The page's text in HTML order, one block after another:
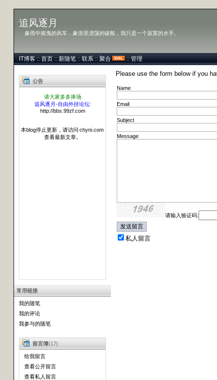
追风逐月
象雨中摇曳的风车，象浪里漂荡的破船，我只是一个寂寞的水手。
IT博客 :: 首页 :: 新随笔 :: 联系 :: 聚合 :: 管理
公告
请大家多多捧场
追风逐月-自由外挂论坛:
http://bbs.99zf.com
本blog停止更新，请访问 chyni.com
查看最新文章。
常用链接
我的随笔
我的评论
我参与的随笔
留言簿(17)
给我留言
查看公开留言
查看私人留言
Please use the form below if you
Name
Email
Subject
Message
请输入验证码:
私人留言